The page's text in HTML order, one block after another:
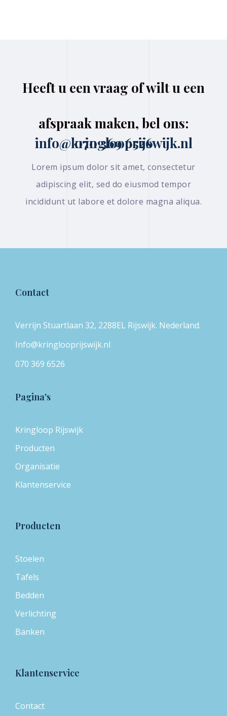
Heeft u een vraag of wilt u een
afspraak maken, bel ons:
070 369 6526 info@kringlooprijswijk.nl
Lorem ipsum dolor sit amet, consectetur
adipiscing elit, sed do eiusmod tempor
incididunt ut labore et dolore magna aliqua.
Contact
Verrijn Stuartlaan 32, 2288EL Rijswijk. Nederland.
Info@kringlooprijswijk.nl
070 369 6526
Pagina's
Kringloop Rijswijk
Producten
Organisatie
Klantenservice
Producten
Stoelen
Tafels
Bedden
Verlichting
Banken
Klantenservice
Contact